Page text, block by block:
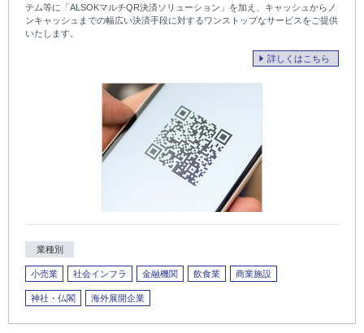
テム等に「ALSOKマルチQR決済ソリューション」を加え、キャッシュからノ
ンキャッシュまでの幅広い決済手段に対するワンストップなサービスをご提供
いたします。
詳しくはこちら
業種別
小売業 社会インフラ 金融機関 飲食業 商業施設
神社・仏閣 海外展開企業